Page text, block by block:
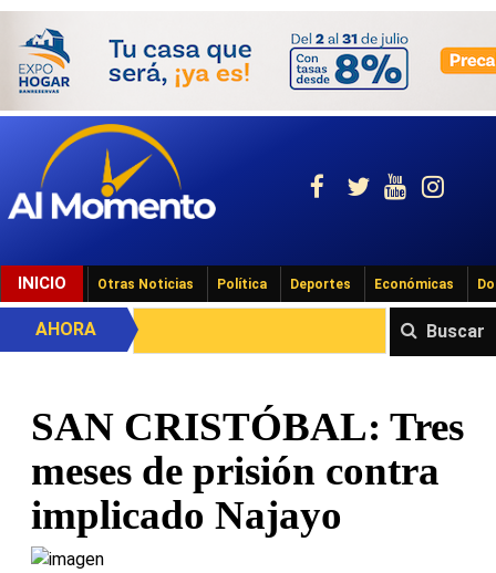
INICIO Otras Noticias Política Deportes Económicas
Buscar
AHORA
SAN CRISTÓBAL: Tres
meses de prisión contra
implicado Najayo